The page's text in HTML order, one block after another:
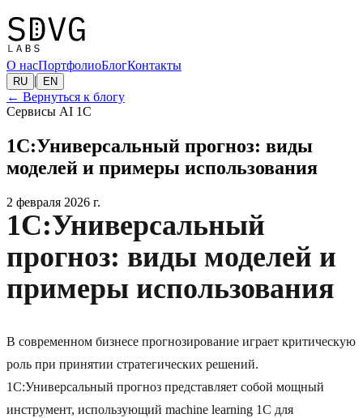
О насПортфолиоБлогКонтакты
RU | EN
← Вернуться к блогу
Сервисы AI 1C
1С:Универсальный прогноз: виды
моделей и примеры использования
2 февраля 2026 г.
1С:Универсальный
прогноз: виды моделей и
примеры использования
В современном бизнесе прогнозирование играет критическую
роль при принятии стратегических решений.
1С:Универсальный прогноз представляет собой мощный
инструмент, использующий machine learning 1С для